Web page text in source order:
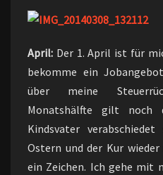
April: Der 1. April ist für
bekomme ein
über meine
Monatshälfte gilt noch
Kindsvater
Ostern und der Kur
ein Zeichen. Ich gehe mit